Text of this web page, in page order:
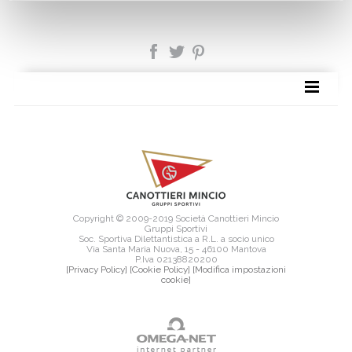
Copyright © 2009-2019 Società Canottieri Mincio
Gruppi Sportivi
Soc. Sportiva Dilettantistica a R.L. a socio unico
Via Santa Maria Nuova, 15 - 46100 Mantova
P.Iva 02138820200
[Privacy Policy] [Cookie Policy] [Modifica impostazioni
cookie]